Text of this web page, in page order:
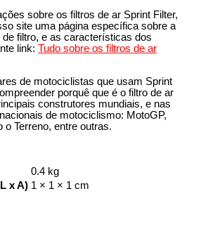
sobre os filtros de ar Sprint Filter,
site uma página específica sobre a
filtro, e as características dos
link:Tudo sobre os filtros de ar
de motociclistas que usam Sprint
porquê que é o filtro de ar
construtores mundiais, e nas
de motociclismo: MotoGP,
o Terreno, entre outras.
0.4 kg
x A) 1 × 1 × 1 cm